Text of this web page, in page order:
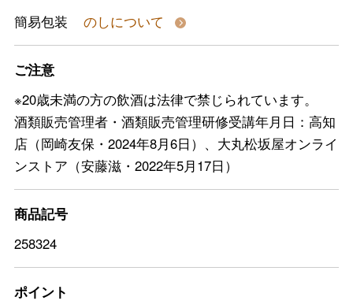
簡易包装
のしについて
ご注意
※20歳未満の方の飲酒は法律で禁じられています。
酒類販売管理者・酒類販売管理研修受講年月日：高知
店（岡崎友保・2024年8月6日）、大丸松坂屋オンライ
ンストア（安藤滋・2022年5月17日）
商品記号
258324
ポイント